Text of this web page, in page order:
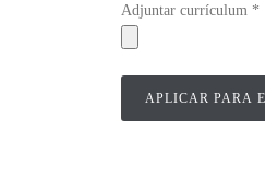
Adjuntar currículum *